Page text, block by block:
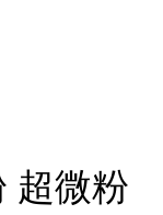
超微粉